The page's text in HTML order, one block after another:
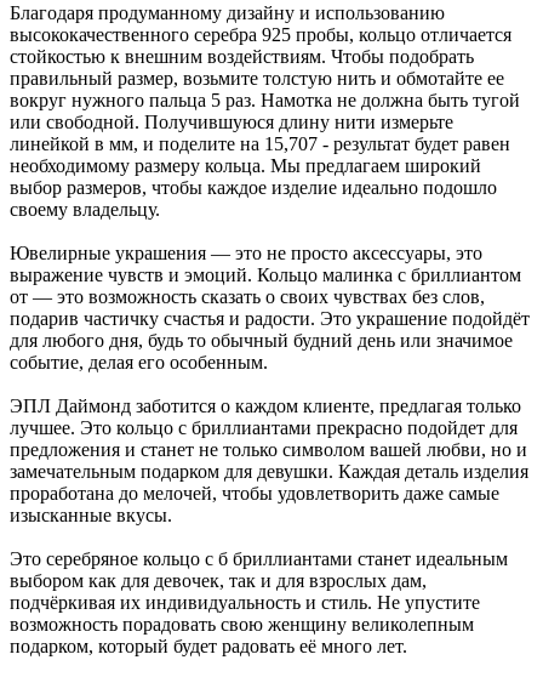
Благодаря продуманному дизайну и использованию
высококачественного серебра 925 пробы, кольцо отличается
стойкостью к внешним воздействиям. Чтобы подобрать
правильный размер, возьмите толстую нить и обмотайте ее
вокруг нужного пальца 5 раз. Намотка не должна быть тугой
или свободной. Получившуюся длину нити измерьте
линейкой в мм, и поделите на 15,707 - результат будет равен
необходимому размеру кольца. Мы предлагаем широкий
выбор размеров, чтобы каждое изделие идеально подошло
своему владельцу.
Ювелирные украшения — это не просто аксессуары, это
выражение чувств и эмоций. Кольцо малинка с бриллиантом
от — это возможность сказать о своих чувствах без слов,
подарив частичку счастья и радости. Это украшение подойдёт
для любого дня, будь то обычный будний день или значимое
событие, делая его особенным.
ЭПЛ Даймонд заботится о каждом клиенте, предлагая только
лучшее. Это кольцо с бриллиантами прекрасно подойдет для
предложения и станет не только символом вашей любви, но и
замечательным подарком для девушки. Каждая деталь изделия
проработана до мелочей, чтобы удовлетворить даже самые
изысканные вкусы.
Это серебряное кольцо с б бриллиантами станет идеальным
выбором как для девочек, так и для взрослых дам,
подчёркивая их индивидуальность и стиль. Не упустите
возможность порадовать свою женщину великолепным
подарком, который будет радовать её много лет.